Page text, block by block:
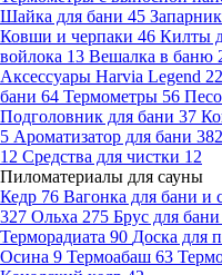
Шайка для бани 45
Ковши и черпаки 46 Килты
войлока 13 Вешалка в баню
Аксессуары Harvia Legend 22
бани 64 Термометры 56
Подголовник для бани 37
5 Ароматизатор для бани 382
12 Средства для чистки 12
Пиломатериалы для сауны
Кедр 76 Вагонка для бани и
327 Ольха 275 Брус для бани
Терморадиата 90 Доска для
Осина 9 Термоабаш 63